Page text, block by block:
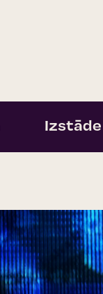
Izstāde